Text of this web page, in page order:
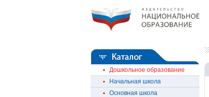
Дошкольное образование
Начальная школа
Основная школа